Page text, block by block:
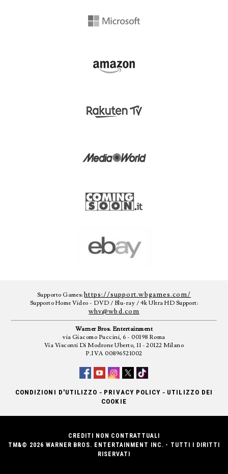
Supporto Games:https://support.wbgames.com/
Supporto Home Video - DVD / Blu-ray / 4k Ultra HD Support:
whv@wbd.com
Warner Bros. Entertainment
via Giacomo Puccini, 6 - 00198 Roma
Via Visconti Di Modrone Uberto, 11 - 20122 Milano
P.IVA 00896521002
CONDIZIONI D'UTILIZZO - PRIVACY POLICY - UTILIZZO DEI
COOKIE
CREDITI NON CONTRATTUALI
TM&© 2026 WARNER BROS. ENTERTAINMENT INC. - TUTTI I DIRITTI
RISERVATI